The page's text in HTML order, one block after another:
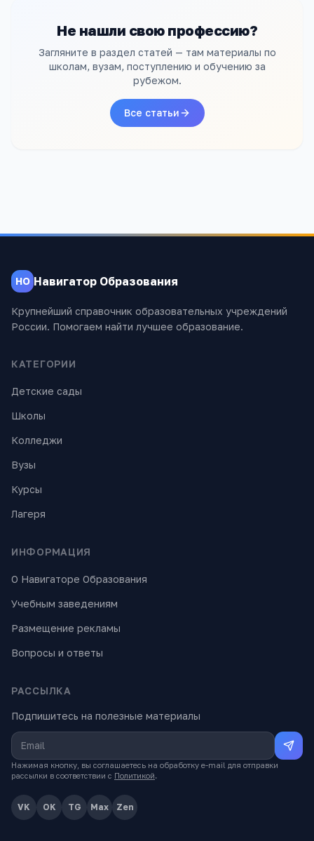
Не нашли свою профессию?
Загляните в раздел статей — там материалы по
школам, вузам, поступлению и обучению за
рубежом.
Все статьи
НО Навигатор Образования
Крупнейший справочник образовательных учреждений
России. Помогаем найти лучшее образование.
КАТЕГОРИИ
Детские сады
Школы
Колледжи
Вузы
Курсы
Лагеря
ИНФОРМАЦИЯ
О Навигаторе Образования
Учебным заведениям
Размещение рекламы
Вопросы и ответы
РАССЫЛКА
Подпишитесь на полезные материалы
Нажимая кнопку, вы соглашаетесь на обработку e-mail для отправки
рассылки в соответствии с Политикой.
VK OK TG Max Zen